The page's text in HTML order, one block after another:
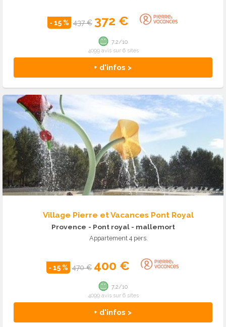
- 15 % 437 € 372 €
+ d'infos >
7.2/10
4099 avis sur 6 sites
Village Pierre et Vacances Pont Royal
Provence - Pont royal - mallemort
Appartement 4 pers.
- 15 % 470 € 400 €
+ d'infos >
7.2/10
4099 avis sur 6 sites